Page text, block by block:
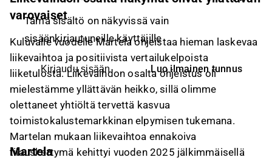
varovaiset
Kuluvalle vuodelle Martela ohjeistaa hieman laskevaa
liikevaihtoa ja positiivista vertailukelpoista
liiketulosta. Liikevaihdon osalta ohjeistus oli
mielestämme yllättävän heikko, sillä olimme
olettaneet yhtiöltä tervettä kasvua
toimistokalustemarkkinan elpymisen tukemana.
Martelan mukaan liikevaihtoa ennakoiva
tilauskertymä kehittyi vuoden 2025 jälkimmäisellä
Tämä sisältö on näkyvissä vain
sisäänkirjautuneille käyttäjille
Kirjaudu sisään Luo ilmainen tunnus
Martela